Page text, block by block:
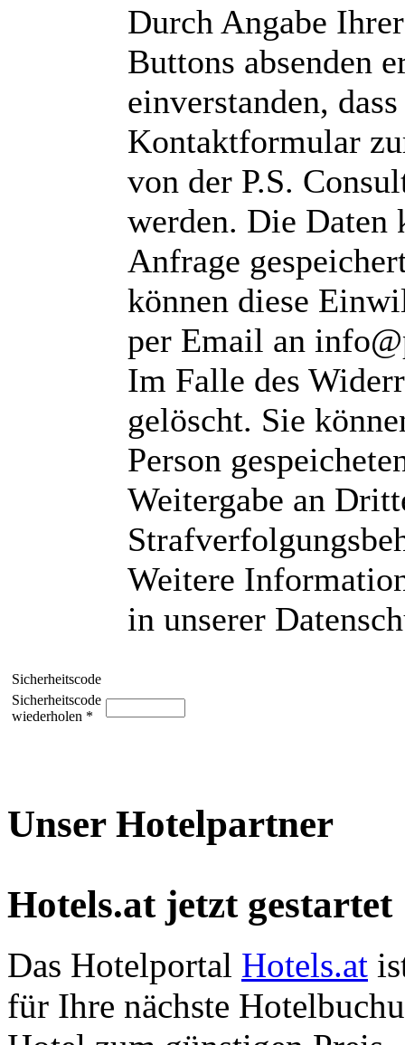
Durch Angabe
Buttons absenden
einverstanden,
Kontaktformular
von der P.S.
werden. Die Daten
Anfrage
können diese
per Email an
Im Falle des
gelöscht. Sie
Person
Weitergabe an
Weitere
in unserer
Sicherheitscode
Sicherheitscode
wiederholen *
Unser Hotelpartner
Hotels.at jetzt gestartet
Das Hotelportal Hotels.at
für Ihre nächste